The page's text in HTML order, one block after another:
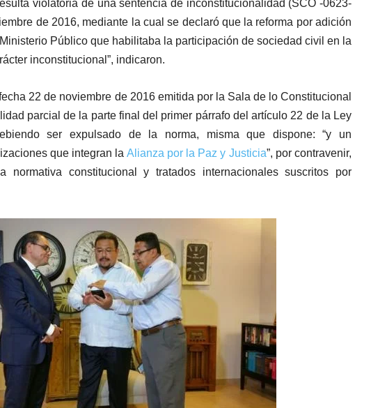
violatoria de una sentencia de inconstitucionalidad (SCO -0623-
de 2016, mediante la cual se declaró que la reforma por adición
Público que habilitaba la participación de sociedad civil en la
inconstitucional”, indicaron.
22 de noviembre de 2016 emitida por la Sala de lo Constitucional
parcial de la parte final del primer párrafo del artículo 22 de la Ley
ser expulsado de la norma, misma que dispone: “y un
que integran la Alianza por la Paz y Justicia”, por contravenir,
normativa constitucional y tratados internacionales suscritos por